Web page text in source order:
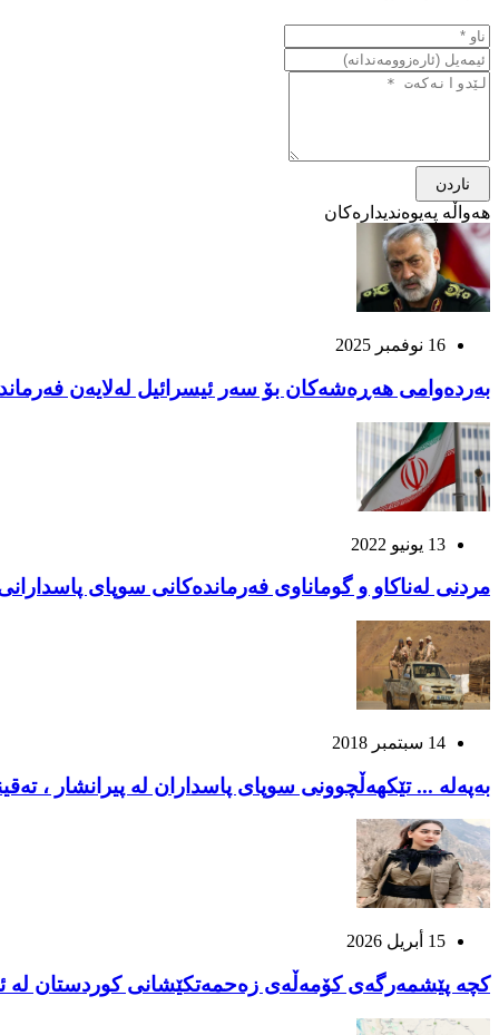
ناردن
هەواڵە پەیوەندیدارەکان
16 نوفمبر 2025
بەردەوامی هەڕەشەکان بۆ سەر ئیسرائیل لەلایەن
13 يونيو 2022
مردنی لەناکاو و گوماناوی فەرماندەکانی سوپای
14 سبتمبر 2018
بەپەلە ... تێکهەڵچوونی سوپای پاسداران لە پیرانشار ،
15 أبريل 2026
کچە پێشمەرگەی کۆمەڵەی زەحمەتکێشانی کوردستان لە